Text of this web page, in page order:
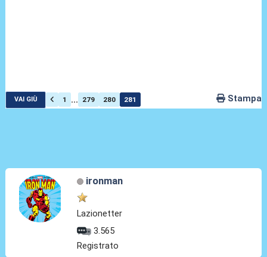
VAI GIÙ 1 ... 279 280 281 Stampa
ironman
Lazionetter
3.565
Registrato